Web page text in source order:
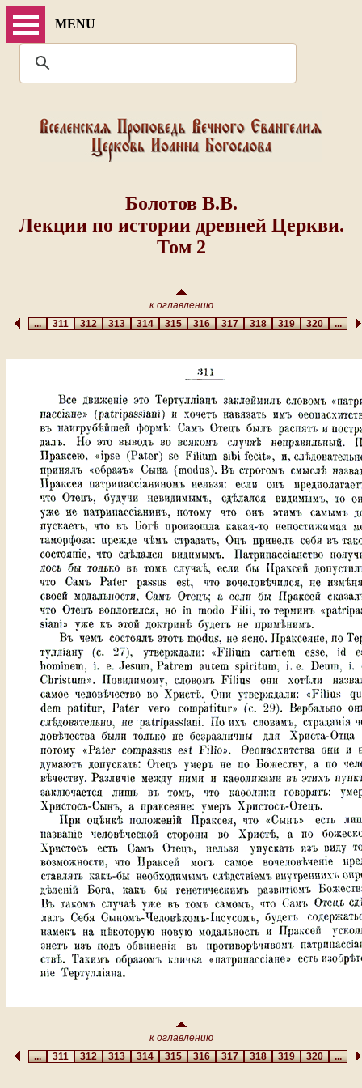
MENU
Болотов В.В.
Лекции по истории древней Церкви.
Том 2
к оглавлению
... 311 312313314315316317318319320...
к оглавлению
... 311 312313314315316317318319320...